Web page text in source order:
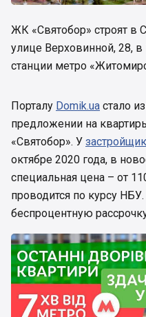
ЖК «Святобор» строят в
улице Верховинной, 28,
станции метро
Порталу Domik.ua стало
предложении на
«Святобор». У
октябре 2020 года, в
специальная цена – от
проводится по курсу
беспроцентную